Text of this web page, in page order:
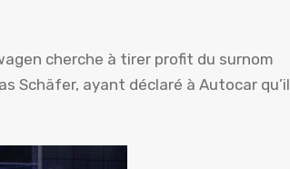
cherche à tirer profit du surnom
Schäfer, ayant déclaré à Autocar qu’il